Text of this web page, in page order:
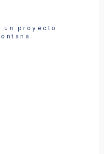
un proyecto